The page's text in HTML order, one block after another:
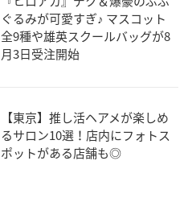
ぐるみが可愛すぎ♪ マスコット
全9種や雄英スクールバッグが8
月3日受注開始
【東京】推し活ヘアメが楽しめ
るサロン10選！店内にフォトス
ポットがある店舗も◎